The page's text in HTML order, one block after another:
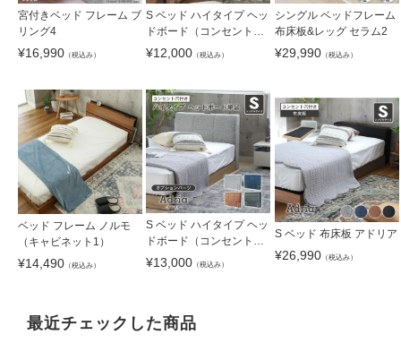
宮付きベッド フレーム ブ
リング4
¥16,990 （税込み）
S ベッド ハイタイプ ヘッ
ドボード（コンセント
無）単品 アドリア
¥12,000 （税込み）
シングル ベッドフレーム
布床板&レッグ セラム2
¥29,990（税込み）
ベッド フレーム ノルモ
（キャビネット1）
¥14,490 （税込み）
S ベッド ハイタイプ ヘッ
ドボード（コンセント
有）単品 アドリア
¥13,000 （税込み）
S ベッド 布床板 アドリア
¥26,990（税込み）
最近チェックした商品